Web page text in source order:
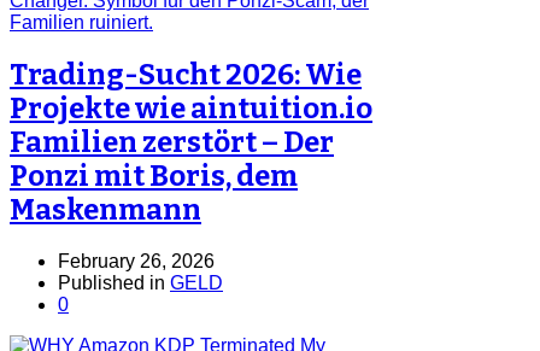
Trading-Sucht 2026: Wie
Projekte wie aintuition.io
Familien zerstört – Der
Ponzi mit Boris, dem
Maskenmann
February 26, 2026
Published in GELD
0